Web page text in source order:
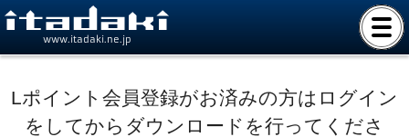
www.itadaki.ne.jp
Lポイント会員登録がお済みの方はログイン
をしてからダウンロードを行ってくださ